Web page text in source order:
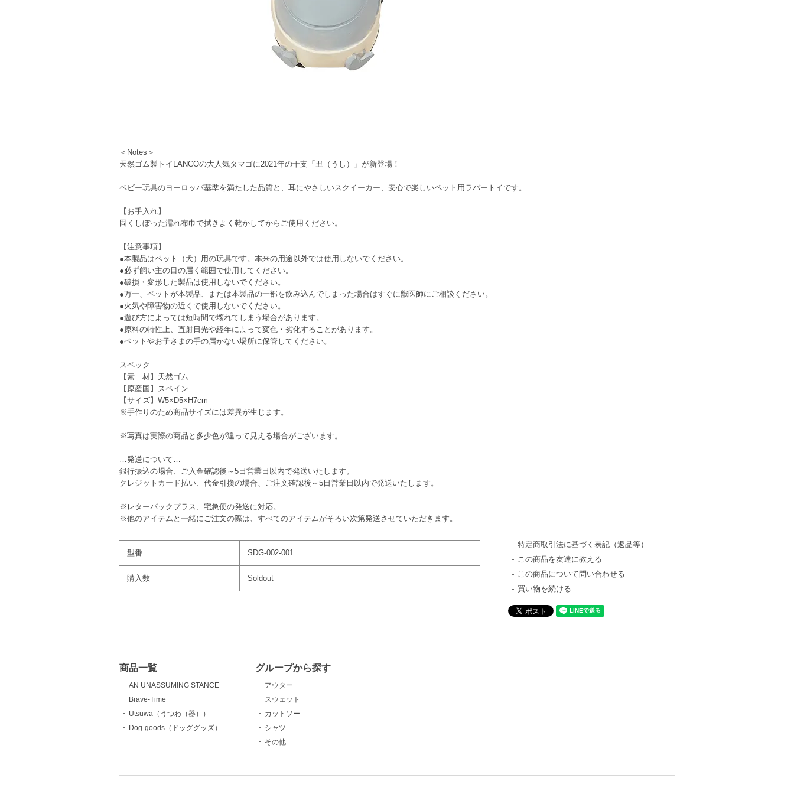
＜Notes＞
天然ゴム製トイLANCOの大人気タマゴに2021年の干支「丑（うし）」が新登場！
ベビー玩具のヨーロッパ基準を満たした品質と、耳にやさしいスクイーカー、安心で楽しいペット用ラバートイです。
【お手入れ】
固くしぼった濡れ布巾で拭きよく乾かしてからご使用ください。
【注意事項】
●本製品はペット（犬）用の玩具です。本来の用途以外では使用しないでください。
●必ず飼い主の目の届く範囲で使用してください。
●破損・変形した製品は使用しないでください。
●万一、ペットが本製品、または本製品の一部を飲み込んでしまった場合はすぐに獣医師にご相談ください。
●火気や障害物の近くで使用しないでください。
●遊び方によっては短時間で壊れてしまう場合があります。
●原料の特性上、直射日光や経年によって変色・劣化することがあります。
●ペットやお子さまの手の届かない場所に保管してください。
スペック
【素 材】天然ゴム
【原産国】スペイン
【サイズ】W5×D5×H7cm
※手作りのため商品サイズには差異が生じます。
※写真は実際の商品と多少色が違って見える場合がございます。
…発送について…
銀行振込の場合、ご入金確認後～5日営業日以内で発送いたします。
クレジットカード払い、代金引換の場合、ご注文確認後～5日営業日以内で発送いたします。
※レターパックプラス、宅急便の発送に対応。
※他のアイテムと一緒にご注文の際は、すべてのアイテムがそろい次第発送させていただきます。
型番 SDG-002-001
購入数 Soldout
特定商取引法に基づく表記（返品等）
この商品を友達に教える
この商品について問い合わせる
買い物を続ける
商品一覧
AN UNASSUMING STANCE
Brave-Time
Utsuwa（うつわ（器））
Dog-goods（ドッググッズ）
グループから探す
アウター
スウェット
カットソー
シャツ
その他